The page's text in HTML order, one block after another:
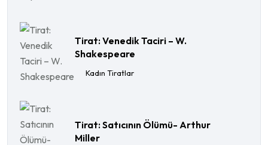
Tirat: Venedik Taciri – W.
Shakespeare
Kadın Tiratlar
Tirat: Satıcının Ölümü- Arthur
Miller